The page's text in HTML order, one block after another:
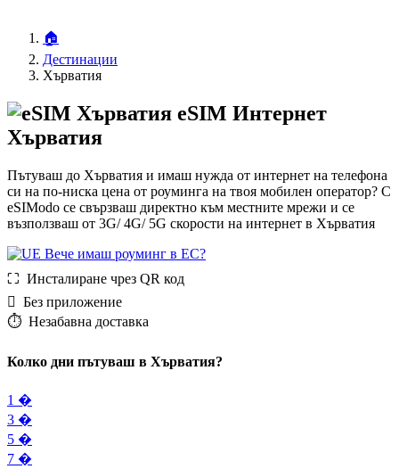
🏠
Дестинации
Хърватия
eSIM Интернет
Хърватия
Пътуваш до Хърватия и имаш нужда от интернет на телефона
си на по-ниска цена от роуминга на твоя мобилен оператор? С
eSIModo се свързваш директно към местните мрежи и се
възползваш от 3G/ 4G/ 5G скорости на интернет в Хърватия
Вече имаш роуминг в ЕС?
⛶️️ Инсталиране чрез QR код
️ Без приложение
⏱️️ Незабавна доставка
Колко дни пътуваш в Хърватия?
1 �
3 �
5 �
7 �